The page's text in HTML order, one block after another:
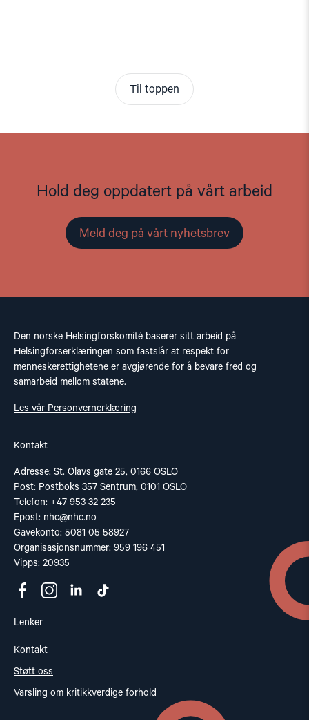
Til toppen
Hold deg oppdatert på vårt arbeid
Meld deg på vårt nyhetsbrev
Den norske Helsingforskomité baserer sitt arbeid på
Helsingforserklæringen som fastslår at respekt for
menneskerettighetene er avgjørende for å bevare fred og
samarbeid mellom statene.
Les vår Personvernerklæring
Kontakt
Adresse: St. Olavs gate 25, 0166 OSLO
Post: Postboks 357 Sentrum, 0101 OSLO
Telefon: +47 953 32 235
Epost: nhc@nhc.no
Gavekonto: 5081 05 58927
Organisasjonsnummer: 959 196 451
Vipps: 20935
Lenker
Kontakt
Støtt oss
Varsling om kritikkverdige forhold